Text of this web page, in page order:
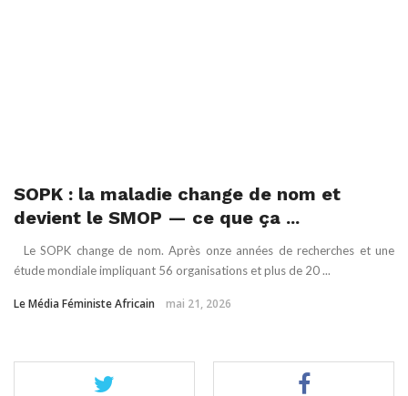
SOPK : la maladie change de nom et
devient le SMOP — ce que ça ...
Le SOPK change de nom. Après onze années de recherches et une
étude mondiale impliquant 56 organisations et plus de 20 ...
Le Média Féministe Africain mai 21, 2026